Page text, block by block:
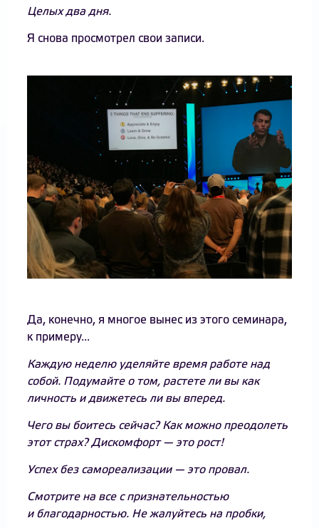
Целых два дня.
Я снова просмотрел свои записи.
Да, конечно, я многое вынес из этого семинара,
к примеру...
Каждую неделю уделяйте время работе над
собой. Подумайте о том, растете ли вы как
личность и движетесь ли вы вперед.
Чего вы боитесь сейчас? Как можно преодолеть
этот страх? Дискомфорт — это рост!
Успех без самореализации — это провал.
Смотрите на все с признательностью
и благодарностью. Не жалуйтесь на пробки,